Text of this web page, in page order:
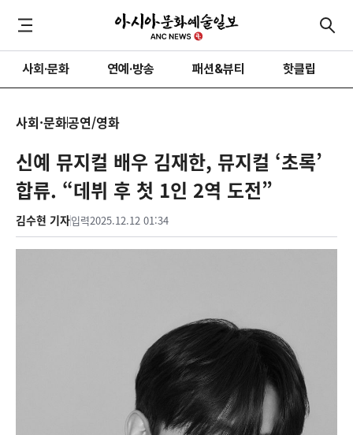
사회·문화 연예·방송 패션&뷰티 핫클립
사회·문화공연/영화
신예 뮤지컬 배우 김재한, 뮤지컬 ‘초록’
합류. “데뷔 후 첫 1인 2역 도전”
김수현 기자입력2025.12.12 01:34